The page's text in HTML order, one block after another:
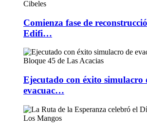
Comienza fase de
Edifi…
Ejecutado con éxito simulacro
evacuac…